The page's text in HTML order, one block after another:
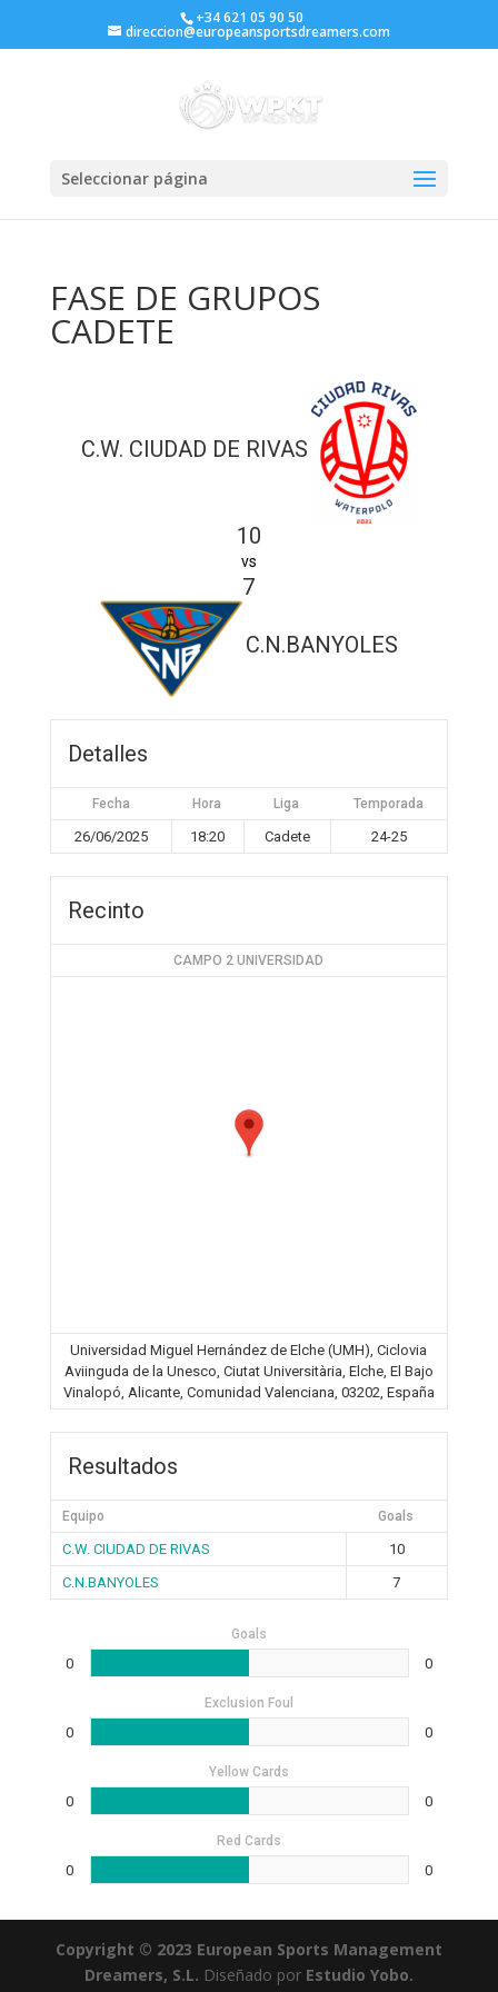
+34 621 05 90 50
direccion@europeansportsdreamers.com
Seleccionar página
FASE DE GRUPOS
CADETE
C.W. CIUDAD DE RIVAS
10
vs
7
C.N.BANYOLES
Detalles
Fecha Hora Liga Temporada
26/06/2025 18:20 Cadete 24-25
Recinto
CAMPO 2 UNIVERSIDAD
Universidad Miguel Hernández de Elche (UMH), Ciclovia
Aviinguda de la Unesco, Ciutat Universitària, Elche, El Bajo
Vinalopó, Alicante, Comunidad Valenciana, 03202, España
Resultados
Equipo Goals
C.W. CIUDAD DE RIVAS
10
C.N.BANYOLES
7
Goals
0 0
Exclusion Foul
0 0
Yellow Cards
0 0
Red Cards
0 0
Copyright © 2023 European Sports Management
Dreamers, S.L. Diseñado por Estudio Yobo.